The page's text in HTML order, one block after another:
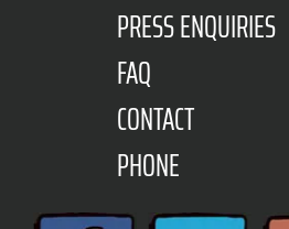
PRESS ENQUIRIES
FAQ
CONTACT
PHONE